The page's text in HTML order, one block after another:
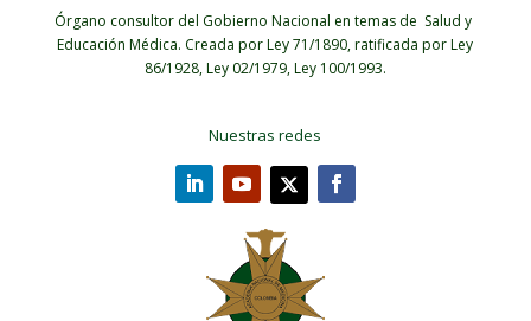
Órgano consultor del Gobierno Nacional en temas de Salud y
Educación Médica. Creada por Ley 71/1890, ratificada por Ley
86/1928, Ley 02/1979, Ley 100/1993.
Nuestras redes